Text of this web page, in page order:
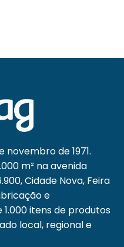
novembro de 1971.
m² na avenida
Cidade Nova, Feira
e
itens de produtos
local, regional e